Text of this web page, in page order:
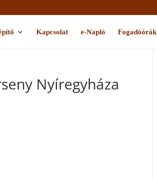
Kapcsolat e-Napló Fogadóórák
Nyíregyháza